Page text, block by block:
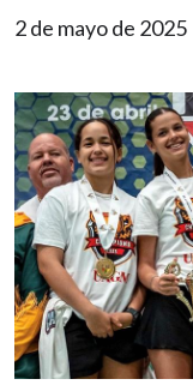
2 de mayo de 2025
Imagen